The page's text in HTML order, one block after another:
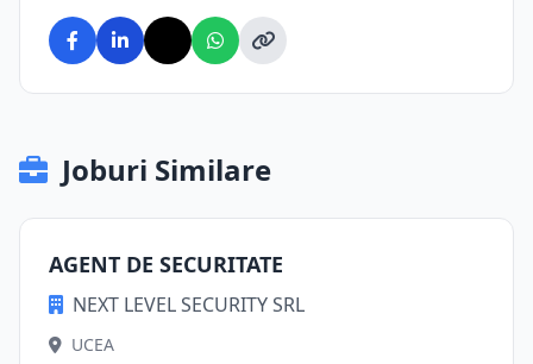
Joburi Similare
AGENT DE SECURITATE
NEXT LEVEL SECURITY SRL
UCEA